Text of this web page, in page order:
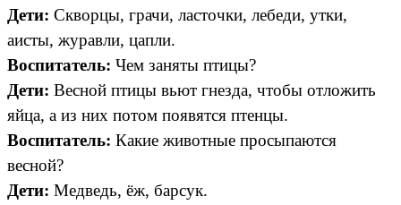
Дети: Скворцы, грачи, ласточки, лебеди, утки,
аисты, журавли, цапли.
Воспитатель: Чем заняты птицы?
Дети: Весной птицы вьют гнезда, чтобы отложить
яйца, а из них потом появятся птенцы.
Воспитатель: Какие животные просыпаются
весной?
Дети: Медведь, ёж, барсук.